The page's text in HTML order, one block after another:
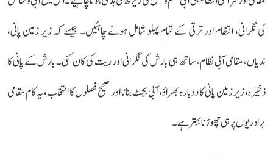
کی نگرانی، انتظام اور ترقی کے تمام پہلو شامل ہونے چاہئیں۔ جیسے کہ زیر زمین پانی،
ندیاں، مقامی آبی نظام، ساتھ ہی بارش کی نگرانی اور ریت کی کان کنی۔ بارش کے پانی کا
ذخیرہ، زیر زمین پانی کا دوبارہ بھراؤ، آبی بجٹ بنانا اور صحیح فصلوں کا انتخاب، یہ کام مقامی
برادریوں پر ہی چھوڑنا بہتر ہے۔